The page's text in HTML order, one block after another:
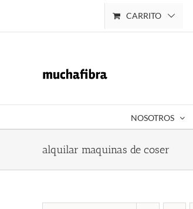
CARRITO
NOSOTROS
alquilar maquinas de coser